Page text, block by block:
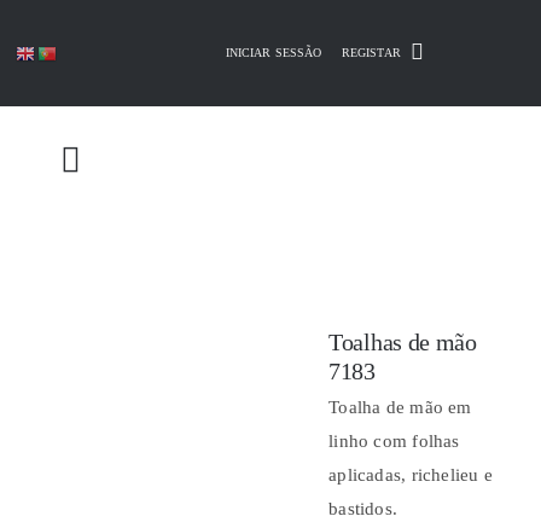
INICIAR SESSÃO REGISTAR
Toalhas de mão
7183
Toalha de mão em
linho com folhas
aplicadas, richelieu e
bastidos.